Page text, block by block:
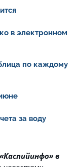
в электронном
по каждому
за воду
в